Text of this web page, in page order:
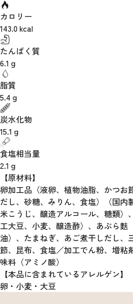
カロリー
143.0kcal
たんぱく質
6.1 g
脂質
5.4 g
炭水化物
15.1 g
食塩相当量
2.1 g
【原材料】
卵加工品（液卵、植物油脂、かつお
だし、砂糖、みりん、食塩）（国内
米こうじ、醸造アルコール、糖類）
工大豆、小麦、醸造酢）、あぶら麩
油）、たまねぎ、あご煮干しだし、
節、昆布、食塩／加工でん粉、増粘
味料（アミノ酸）
【本品に含まれているアレルゲン】
卵・小麦・大豆